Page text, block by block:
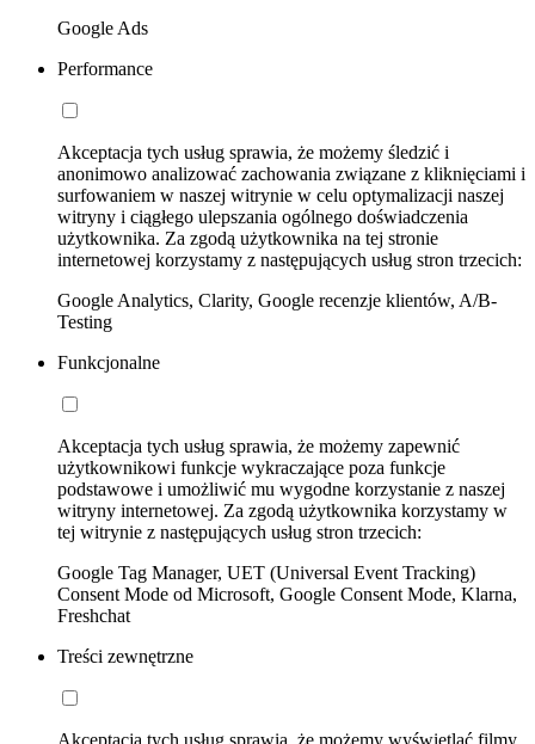
Google Ads
Performance
Akceptacja tych usług sprawia, że możemy śledzić i
anonimowo analizować zachowania związane z kliknięciami i
surfowaniem w naszej witrynie w celu optymalizacji naszej
witryny i ciągłego ulepszania ogólnego doświadczenia
użytkownika. Za zgodą użytkownika na tej stronie
internetowej korzystamy z następujących usług stron trzecich:
Google Analytics, Clarity, Google recenzje klientów, A/B-
Testing
Funkcjonalne
Akceptacja tych usług sprawia, że możemy zapewnić
użytkownikowi funkcje wykraczające poza funkcje
podstawowe i umożliwić mu wygodne korzystanie z naszej
witryny internetowej. Za zgodą użytkownika korzystamy w
tej witrynie z następujących usług stron trzecich:
Google Tag Manager, UET (Universal Event Tracking)
Consent Mode od Microsoft, Google Consent Mode, Klarna,
Freshchat
Treści zewnętrzne